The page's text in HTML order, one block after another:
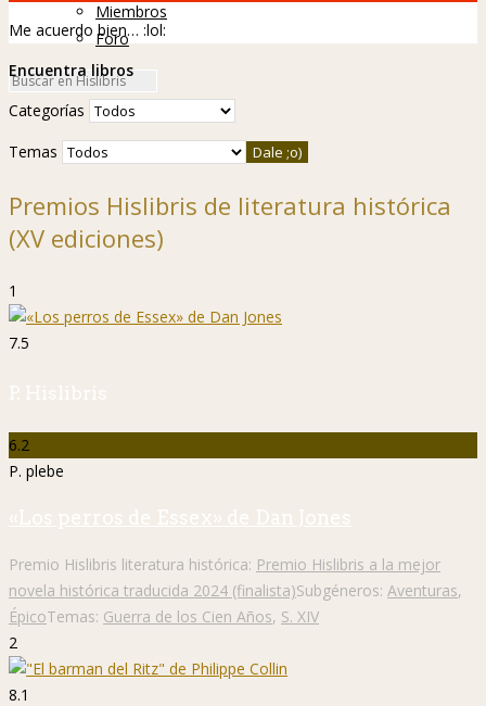
Miembros
Foro
Me acuerdo bien… :lol:
Encuentra libros
Categorías
Temas
Premios Hislibris de literatura histórica
(XV ediciones)
1
7.5
P. Hislibris
6.2
P. plebe
«Los perros de Essex» de Dan Jones
Premio Hislibris literatura histórica: Premio Hislibris a la mejor
novela histórica traducida 2024 (finalista)Subgéneros: Aventuras,
ÉpicoTemas: Guerra de los Cien Años, S. XIV
2
8.1